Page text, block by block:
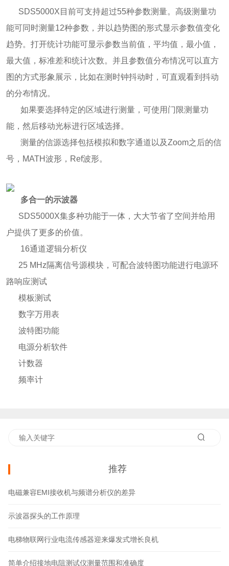
SDS5000X目前可支持超过55种参数测量。高级测量功
能可同时测量12种参数，并以趋势图的形式显示参数值变化
趋势。打开统计功能可显示参数当前值，平均值，最小值，
最大值，标准差和统计次数。并且参数值分布情况可以直方
图的方式形象展示，比如在测时钟抖动时，可直观看到抖动
的分布情况。
如果要选择特定的区域进行测量，可使用门限测量功
能，然后移动光标进行区域选择。
测量的信源选择包括模拟和数字通道以及Zoom之后的信
号，MATH波形，Ref波形。
多合一的示波器
SDS5000X集多种功能于一体，大大节省了空间并给用
户提供了更多的价值。
16通道逻辑分析仪
25 MHz隔离信号源模块，可配合波特图功能进行电源环
路响应测试
模板测试
数字万用表
波特图功能
电源分析软件
计数器
频率计
推荐
电磁兼容EMI接收机与频谱分析仪的差异
示波器探头的工作原理
电梯物联网行业电流传感器迎来爆发式增长良机
简单介绍接地电阻测试仪测量范围和准确度